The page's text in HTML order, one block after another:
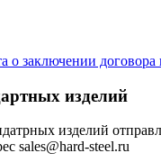
о заключении договора
изделий
изделий
sales@hard-steel.ru